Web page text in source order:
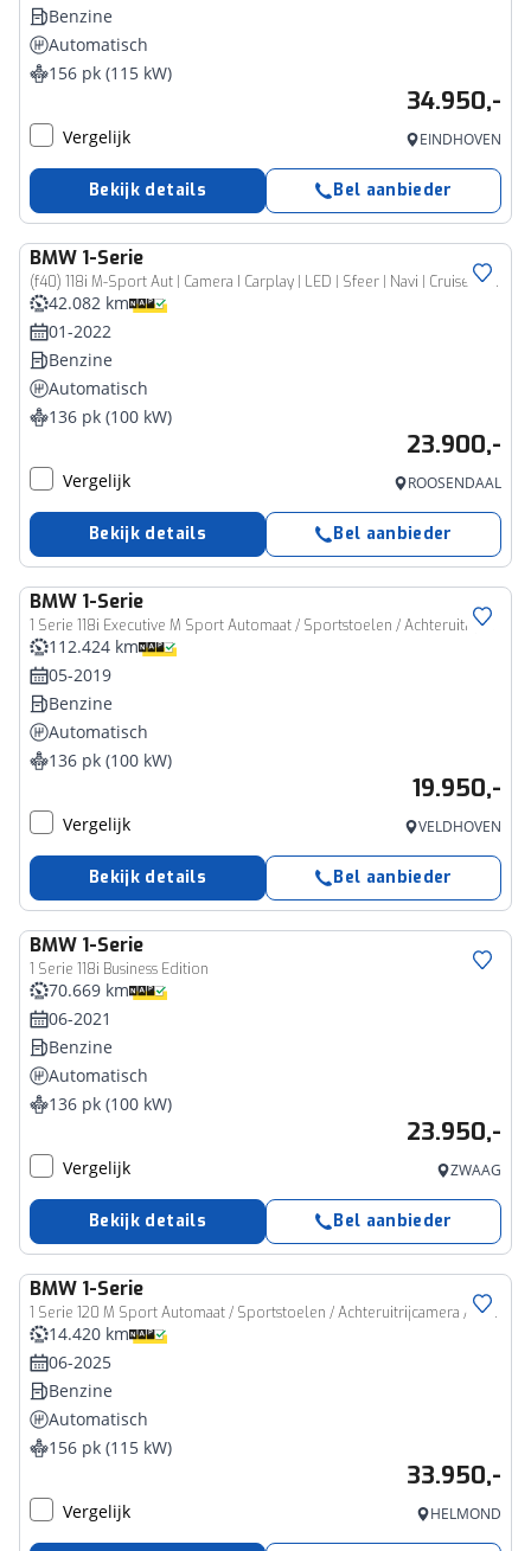
Benzine
Automatisch
156 pk (115 kW)
34.950,-
Vergelijk EINDHOVEN
Bekijk details Bel aanbieder
BMW 1-Serie
(f40) 118i M-Sport Aut | Camera I Carplay | LED | Sfeer | Navi | Cruise I Climate I HIFI I
42.082 km
01-2022
Benzine
Automatisch
136 pk (100 kW)
23.900,-
Vergelijk ROOSENDAAL
Bekijk details Bel aanbieder
BMW 1-Serie
1 Serie 118i Executive M Sport Automaat / Sportstoelen / Achteruitrijcamera / Adaptieve LED / M Sportonderstel / Navigatie Professional / Stoelverwarming
112.424 km
05-2019
Benzine
Automatisch
136 pk (100 kW)
19.950,-
Vergelijk VELDHOVEN
Bekijk details Bel aanbieder
BMW 1-Serie
1 Serie 118i Business Edition
70.669 km
06-2021
Benzine
Automatisch
136 pk (100 kW)
23.950,-
Vergelijk ZWAAG
Bekijk details Bel aanbieder
BMW 1-Serie
1 Serie 120 M Sport Automaat / Sportstoelen / Achteruitrijcamera / Parking Assistant
14.420 km
06-2025
Benzine
Automatisch
156 pk (115 kW)
33.950,-
Vergelijk HELMOND